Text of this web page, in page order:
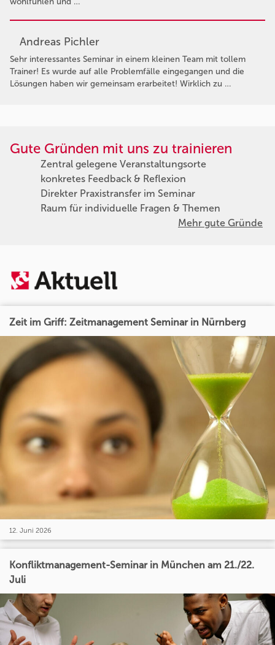
Andreas Pichler
Sehr interessantes Seminar in einem kleinen Team mit tollem
Trainer! Es wurde auf alle Problemfälle eingegangen und die
Lösungen haben wir gemeinsam erarbeitet! Wirklich zu …
Gute Gründen mit uns zu trainieren
Zentral gelegene Veranstaltungsorte
konkretes Feedback & Reflexion
Direkter Praxistransfer im Seminar
Raum für individuelle Fragen & Themen
Mehr gute Gründe
Zeit im Griff: Zeitmanagement Seminar in Nürnberg
12. Juni 2026
Konfliktmanagement-Seminar in München am 21./22.
Juli